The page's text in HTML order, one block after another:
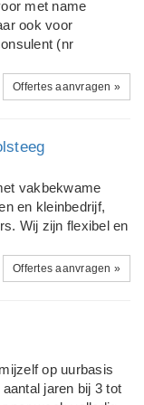
bij het
graag van dienst.
met name
ook voor
(nr
en
helpt bij
financiele
ROW. Ook bij
sommaties,
het overzicht en
consulent en
Offertes aanvragen »
vakbekwame
en kleinbedrijf,
Wij zijn flexibel en
waarin wij
mogelijk
relatie een grote
bieden
op
Wij nodigen U
gesprek.
Offertes aanvragen »
op uurbasis
jaren bij 3 tot